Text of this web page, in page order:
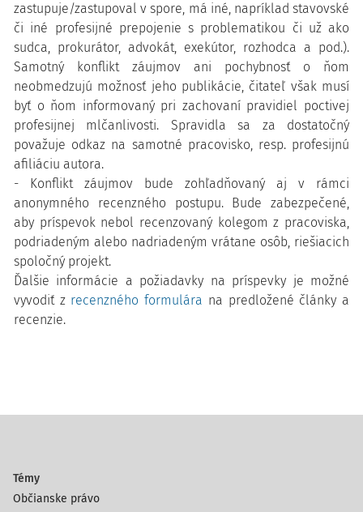
zastupuje/zastupoval v spore, má iné, napríklad stavovské
či iné profesijné prepojenie s problematikou či už ako
sudca, prokurátor, advokát, exekútor, rozhodca a pod.).
Samotný konflikt záujmov ani pochybnosť o ňom
neobmedzujú možnosť jeho publikácie, čitateľ však musí
byť o ňom informovaný pri zachovaní pravidiel poctivej
profesijnej mlčanlivosti. Spravidla sa za dostatočný
považuje odkaz na samotné pracovisko, resp. profesijnú
afiliáciu autora.
- Konflikt záujmov bude zohľadňovaný aj v rámci
anonymného recenzného postupu. Bude zabezpečené,
aby príspevok nebol recenzovaný kolegom z pracoviska,
podriadeným alebo nadriadeným vrátane osôb, riešiacich
spoločný projekt.
Ďalšie informácie a požiadavky na príspevky je možné
vyvodiť z recenzného formulára na predložené články a
recenzie.
Témy
Občianske právo